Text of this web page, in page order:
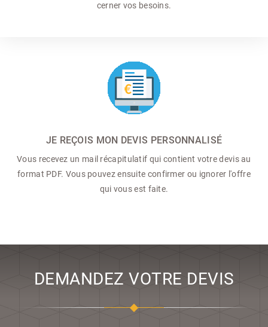
cerner vos besoins.
JE REÇOIS MON DEVIS PERSONNALISÉ
Vous recevez un mail récapitulatif qui contient votre devis au
format PDF. Vous pouvez ensuite confirmer ou ignorer l'offre
qui vous est faite.
DEMANDEZ VOTRE DEVIS